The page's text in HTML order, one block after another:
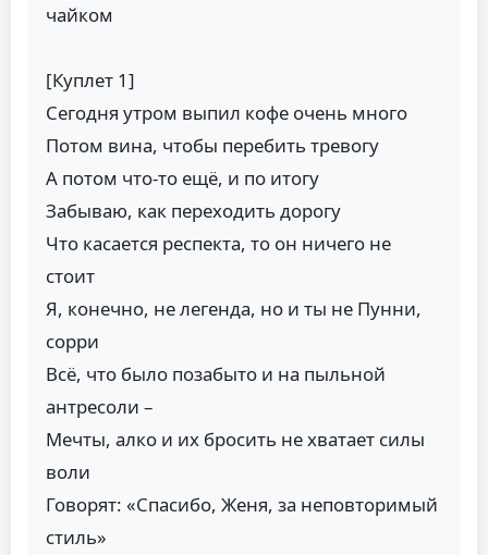
чайком
[Куплет 1]
Сегодня утром выпил кофе очень много
Потом вина, чтобы перебить тревогу
А потом что-то ещё, и по итогу
Забываю, как переходить дорогу
Что касается респекта, то он ничего не
стоит
Я, конечно, не легенда, но и ты не Пунни,
сорри
Всё, что было позабыто и на пыльной
антресоли –
Мечты, алко и их бросить не хватает силы
воли
Говорят: «Спасибо, Женя, за неповторимый
стиль»